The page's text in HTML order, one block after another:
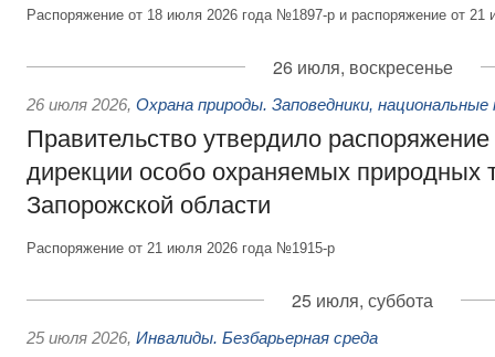
Распоряжение от 18 июля 2026 года №1897-р и распоряжение от
26 июля, воскресенье
26 июля 2026, Охрана природы. Заповедники, национальные
Правительство утвердило
дирекции особо охраняемых природных
Запорожской области
Распоряжение от 21 июля 2026 года №1915-р
25 июля, суббота
25 июля 2026, Инвалиды. Безбарьерная среда